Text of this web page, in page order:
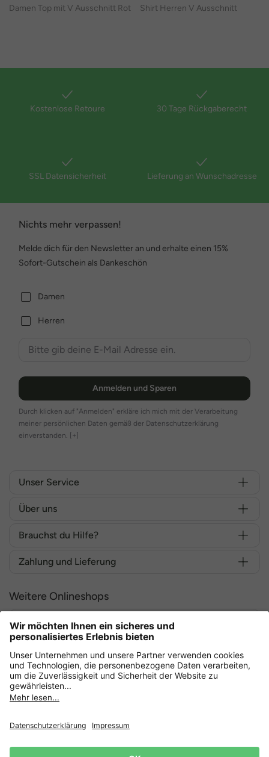
Damen Top mit V Ausschnitt Rot
Shirt Herren V Ausschnitt
Kostenlose Retoure 30 Tage Rückgaberecht
SSL Datensicherheit Lieferung an Wunschadresse
Nichts mehr verpassen!
Melde dich für den Newsletter an und erhalte einen 15%
Sofort-Gutschein als Dankeschön
Damen
Herren
Anmelden und Sparen
Durch klicken auf "Anmelden" erkläre ich mich mit der Verarbeitung
meiner persönlichen Daten gemäß der Datenschutzerklärung
einverstanden. [+]
Unser Service
Über uns
Brauchst du Hilfe?
Zahlung und Lieferung
Weitere Onlineshops
Deutschland
Sicher einkaufen mit